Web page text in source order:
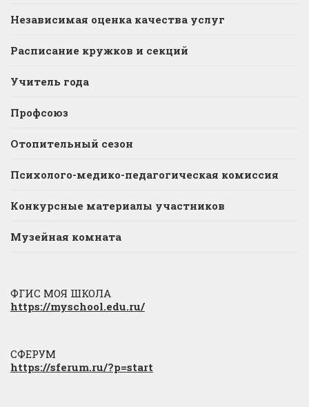
Независимая оценка качества услуг
Расписание кружков и секций
Учитель года
Профсоюз
Отопительный сезон
Психолого-медико-педагогическая комиссия
Конкурсные материалы участников
Музейная комната
ФГИС МОЯ ШКОЛА
https://myschool.edu.ru/
СФЕРУМ
https://sferum.ru/?p=start